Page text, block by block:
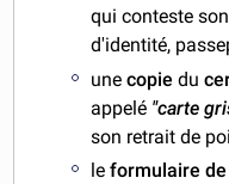
qui conteste
d'identité,
une copie du
appelé "carte
son retrait de
leformulaire